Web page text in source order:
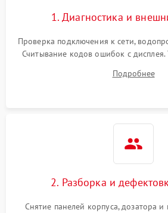
1. Диагностика и
Проверка подключения к сети,
Считывание кодов ошибок с дисплея.
выявления посторонних шумов,
электронного модуля
Подробнее
2. Разборка и
Снятие панелей корпуса, дозатора и